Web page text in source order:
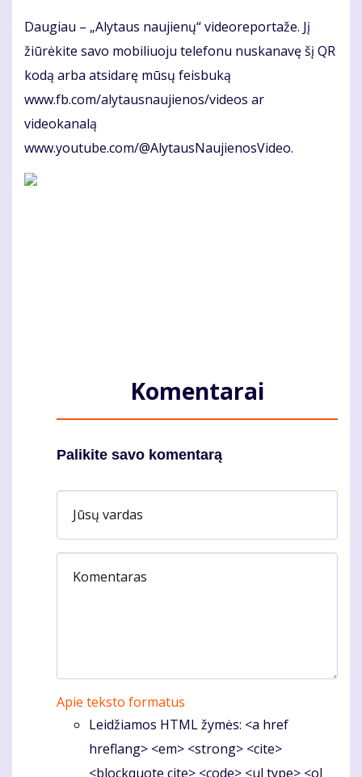
Daugiau – „Alytaus naujienų“ videoreportaže. Jį
žiūrėkite savo mobiliuoju telefonu nuskanavę šį QR
kodą arba atsidarę mūsų feisbuką
www.fb.com/alytausnaujienos/videos ar
videokanalą
www.youtube.com/@AlytausNaujienosVideo.
Komentarai
Palikite savo komentarą
Jūsų vardas
Komentaras
Apie teksto formatus
Leidžiamos HTML žymės: <a href
hreflang> <em> <strong> <cite>
<blockquote cite> <code> <ul type> <ol